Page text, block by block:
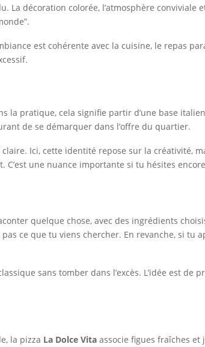
décoration colorée, l’atmosphère conviviale
est cohérente avec la cuisine, le repas
la pratique, cela signifie partir d’une base
de se démarquer dans l’offre du quartier.
Ici, cette identité repose sur la créativité,
une nuance importante si tu hésites
quelque chose, avec des ingrédients
ce que tu viens chercher. En revanche, si tu
sans tomber dans l’excès. L’idée est de
la pizza La Dolce Vita associe figues fraîches et